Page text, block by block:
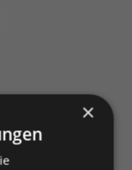
×